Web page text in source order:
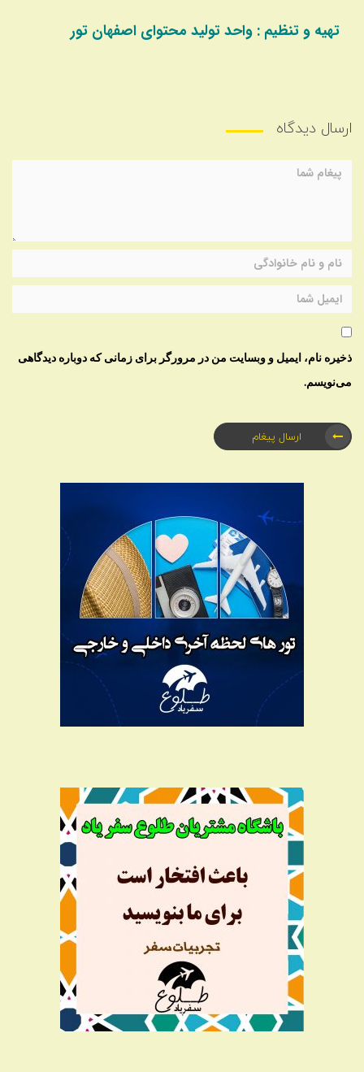
تهیه و تنظیم : واحد تولید محتوای اصفهان تور
ارسال دیدگاه
ذخیره نام، ایمیل و وبسایت من در مرورگر برای زمانی که دوباره دیدگاهی
می‌نویسم.
ارسال پیغام